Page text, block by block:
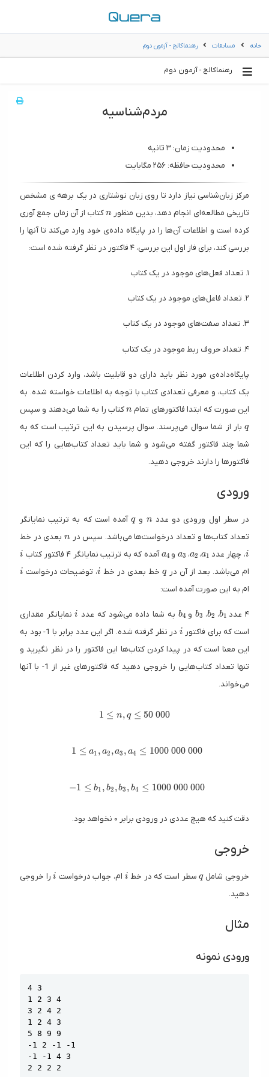
خانه مسابقات رهنماکالج - آزمون دوم
رهنماکالج - آزمون دوم
مردم‌شناسیه
محدودیت زمان: ۳ ثانیه
محدودیت حافظه: ۲۵۶ مگابایت
مرکز زبان‌شناسی نیاز دارد تا روی زبان نوشتاری در یک برهه ی مشخص
تاریخی مطالعه‌ای انجام دهد، بدین منظور
n
n کتاب از آن زمان جمع آوری
کرده است و اطلاعات آن‌ها را در پایگاه داده‌ی خود وارد می‌کند تا آنها را
بررسی کند، برای فاز اول این بررسی، ۴ فاکتور در نظر گرفته شده است:
۱. تعداد فعل‌های موجود در یک کتاب
۲. تعداد فاعل‌های موجود در یک کتاب
۳. تعداد صفت‌های موجود در یک کتاب
۴. تعداد حروف ربط موجود در یک کتاب
پایگاه‌داده‌ی مورد نظر باید دارای دو قابلیت باشد، وارد کردن اطلاعات
یک کتاب، و معرفی تعدادی کتاب با توجه به اطلاعات خواسته شده. به
این صورت که ابتدا فاکتور‌های تمام
n
nکتاب را به شما می‌دهند و سپس
q
qبار از شما سوال می‌پرسند. سوال پرسیدن به این ترتیب است که به
شما چند فاکتور گفته می‌شود و شما باید تعداد کتاب‌هایی را که این
فاکتور‌ها را دارند خروجی دهید.
ورودی
در سطر اول ورودی دو عدد n ‌ وq
qآمده است که به ترتیب نمایانگر
تعداد کتاب‌ها و تعداد در‌خواست‌ها می‌باشد. سپس در n ‌ بعدی در خط
i، چهار عدد
a_1
a1 ،
a_2
a2 ،
a_3
a3 و
a_4
a4 آمده که به ترتیب نمایانگر ۴ فاکتور کتاب i
ام می‌باشد. بعد از آن درq
qخط بعدی در خط i، توضیحات درخواست i
ام به این صورت آمده است:
۴ عدد b_1
b1 ،
b_2
b2 ،
b_3
b3 و
b_4
b4 به شما داده می‌شود که عدد iنمایانگر مقداری
است که برای فاکتور i
i
‌ در نظر گرفته شده. اگر این عدد برابر با 1- بود به
این معنا است که در پیدا کردن کتاب‌ها این فاکتور را در نظر نگیرید و
تنها تعداد کتاب‌هایی را خروجی دهید که فاکتور‌های غیر از 1- با آنها
می‌خواند.
1 \le n,q \le 50\ 000
1 ≤ n, q ≤ 50 000
1 \le a_1,a_2,a_3,a_4 \le 1000\ 000\ 000
1 ≤ a1 , a2 ,a3 , a4 ≤ 1000 000 000
-1 \le b_1,b_2,b_3,b_4 \le 1000\ 000\ 000
−1 ≤ b1 , b2 ,b3 , b4 ≤ 1000 000 000
دقت کنید که هیچ عددی در ورودی برابر ۰ نخواهد بود.
خروجی
خروجی شاملq
qسطر است که در خط i
i ام، جواب درخواست i‌ را خروجی
دهید.
مثال
ورودی نمونه
4 3
1 2 3 4
3 2 4 2
1 2 4 3
5 8 9 9
-1 2 -1 -1
-1 -1 4 3
2 2 2 2